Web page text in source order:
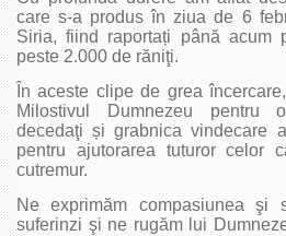
care s-a produs în ziua de 6
Siria, fiind raportați până acum
peste 2.000 de răniţi.
În aceste clipe de grea
Milostivul Dumnezeu pentru
decedaţi și grabnica vindecare
pentru ajutorarea tuturor celor
cutremur.
Ne exprimăm compasiunea şi
suferinzi şi ne rugăm lui